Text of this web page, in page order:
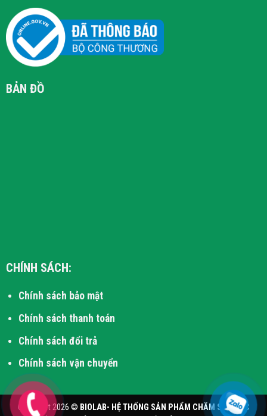
BẢN ĐỒ
CHÍNH SÁCH:
Chính sách bảo mật
Chính sách thanh toán
Chính sách đổi trả
Chính sách vận chuyển
Copyright 2026 © BIOLAB- HỆ THỐNG SẢN PHẨM CHĂM SÓC SỨC